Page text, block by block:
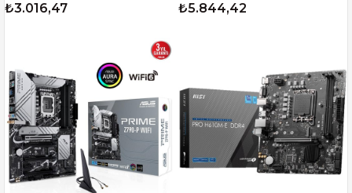
₺3.016,47 ₺5.844,42